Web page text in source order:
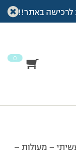
לרכישה באתר!!
0
– מעולות –